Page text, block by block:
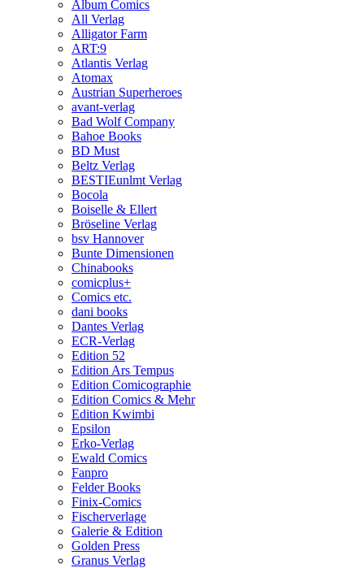
Album Comics
All Verlag
Alligator Farm
ART:9
Atlantis Verlag
Atomax
Austrian Superheroes
avant-verlag
Bad Wolf Company
Bahoe Books
BD Must
Beltz Verlag
BESTIEunlmt Verlag
Bocola
Boiselle & Ellert
Bröseline Verlag
bsv Hannover
Bunte Dimensionen
Chinabooks
comicplus+
Comics etc.
dani books
Dantes Verlag
ECR-Verlag
Edition 52
Edition Ars Tempus
Edition Comicographie
Edition Comics & Mehr
Edition Kwimbi
Epsilon
Erko-Verlag
Ewald Comics
Fanpro
Felder Books
Finix-Comics
Fischerverlage
Galerie & Edition
Golden Press
Granus Verlag